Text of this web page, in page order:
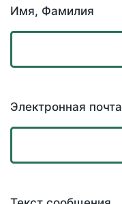
Имя, Фамилия
Электронная почта